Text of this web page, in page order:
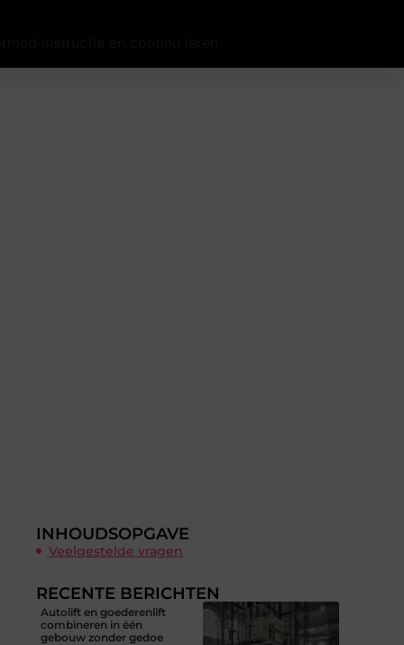
INHOUDSOPGAVE
Veelgestelde vragen
RECENTE BERICHTEN
Autolift en goederenlift
combineren in één
gebouw zonder gedoe